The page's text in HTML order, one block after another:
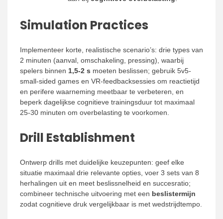
Simulation Practices
Implementeer korte, realistische scenario’s: drie types van
2 minuten (aanval, omschakeling, pressing), waarbij
spelers binnen 1,5-2 s moeten beslissen; gebruik 5v5-
small-sided games en VR-feedbacksessies om reactietijd
en perifere waarneming meetbaar te verbeteren, en
beperk dagelijkse cognitieve trainingsduur tot maximaal
25-30 minuten om overbelasting te voorkomen.
Drill Establishment
Ontwerp drills met duidelijke keuzepunten: geef elke
situatie maximaal drie relevante opties, voer 3 sets van 8
herhalingen uit en meet beslissnelheid en succesratio;
combineer technische uitvoering met een beslistermijn
zodat cognitieve druk vergelijkbaar is met wedstrijdtempo.